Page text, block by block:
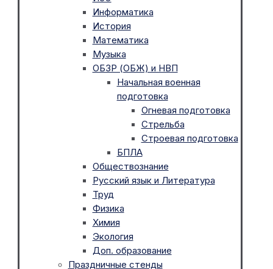
Информатика
История
Математика
Музыка
ОБЗР (ОБЖ) и НВП
Начальная военная
подготовка
Огневая подготовка
Стрельба
Строевая подготовка
БПЛА
Обществознание
Русский язык и Литература
Труд
Физика
Химия
Экология
Доп. образование
Праздничные стенды